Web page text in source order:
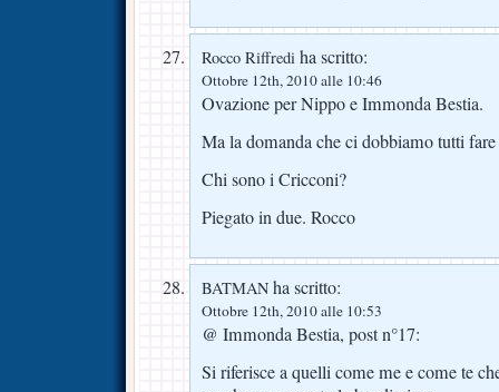
Rocco Riffredi ha scritto:
Ottobre 12th, 2010 alle 10:46
Ovazione per Nippo e Immonda Bestia.
Ma la domanda che ci dobbiamo tutti fare
Chi sono i Cricconi?
Piegato in due. Rocco
BATMAN ha scritto:
Ottobre 12th, 2010 alle 10:53
@ Immonda Bestia, post n°17:
Si riferisce a quelli come me e come te